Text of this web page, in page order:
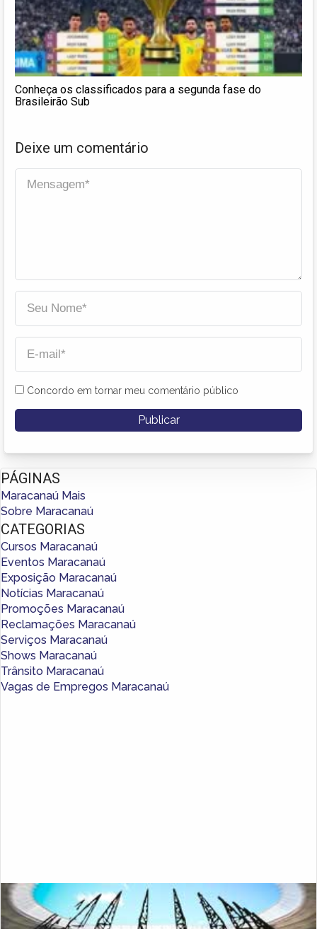
Conheça os classificados para a segunda fase do
Brasileirão Sub
Deixe um comentário
Concordo em tornar meu comentário público
PÁGINAS
Maracanaú Mais
Sobre Maracanaú
CATEGORIAS
Cursos Maracanaú
Eventos Maracanaú
Exposição Maracanaú
Notícias Maracanaú
Promoções Maracanaú
Reclamações Maracanaú
Serviços Maracanaú
Shows Maracanaú
Trânsito Maracanaú
Vagas de Empregos Maracanaú